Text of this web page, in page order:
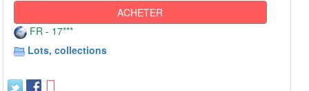
ACHETER
FR - 17***
Lots, collections